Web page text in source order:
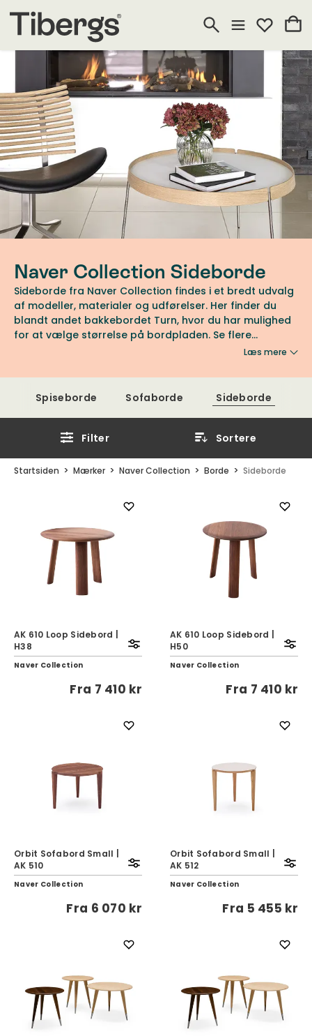
Naver Collection Sideborde
Sideborde fra Naver Collection findes i et bredt udvalg
af modeller, materialer og udførelser. Her finder du
blandt andet bakkebordet Turn, hvor du har mulighed
for at vælge størrelse på bordpladen. Se flere
favoritter fra Naver Collection hos os hos Tibergs
Læs mere
Spiseborde Sofaborde Sideborde
Filter Sortere
Startsiden Mærker Naver Collection Borde Sideborde
AK 610 Loop Sidebord |
H38
Naver Collection
Fra 7 410 kr
AK 610 Loop Sidebord |
H50
Naver Collection
Fra 7 410 kr
Orbit Sofabord Small |
AK 510
Naver Collection
Fra 6 070 kr
Orbit Sofabord Small |
AK 512
Naver Collection
Fra 5 455 kr